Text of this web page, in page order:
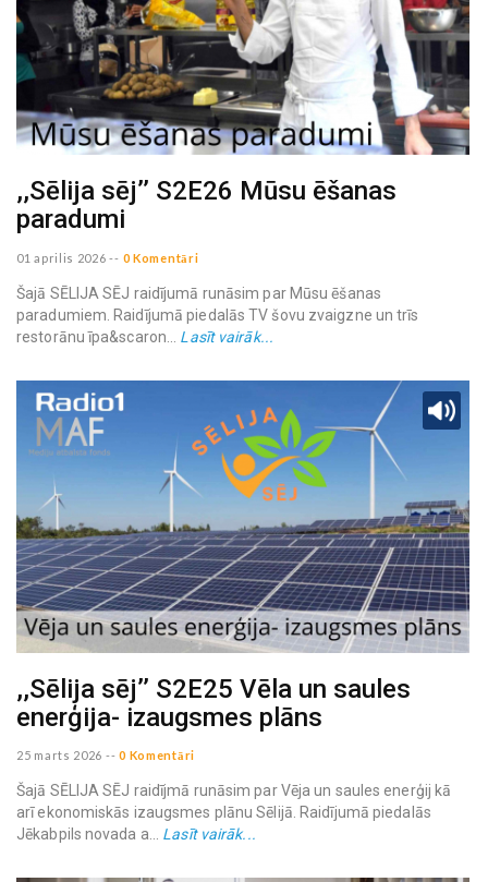
,,Sēlija sēj’’ S2E26 Mūsu ēšanas
paradumi
01 aprilis 2026 -- 0 Komentāri
Šajā SĒLIJA SĒJ raidījumā runāsim par Mūsu ēšanas
paradumiem. Raidījumā piedalās TV šovu zvaigzne un trīs
restorānu īpa&scaron... Lasīt vairāk...
,,Sēlija sēj’’ S2E25 Vēla un saules
enerģija- izaugsmes plāns
25 marts 2026 -- 0 Komentāri
Šajā SĒLIJA SĒJ raidījmā runāsim par Vēja un saules enerģij kā
arī ekonomiskās izaugsmes plānu Sēlijā. Raidījumā piedalās
Jēkabpils novada a... Lasīt vairāk...